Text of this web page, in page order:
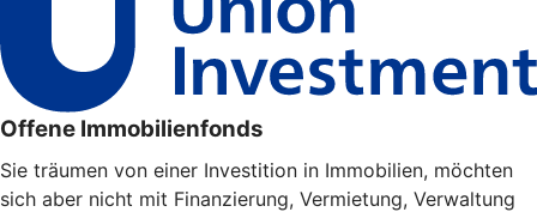
Offene Immobilienfonds
Sie träumen von einer Investition in Immobilien, möchten
sich aber nicht mit Finanzierung, Vermietung, Verwaltung